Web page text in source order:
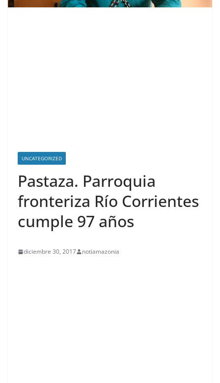
UNCATEGORIZED
Pastaza. Parroquia
fronteriza Río Corrientes
cumple 97 años
diciembre 30, 2017 notiamazonia